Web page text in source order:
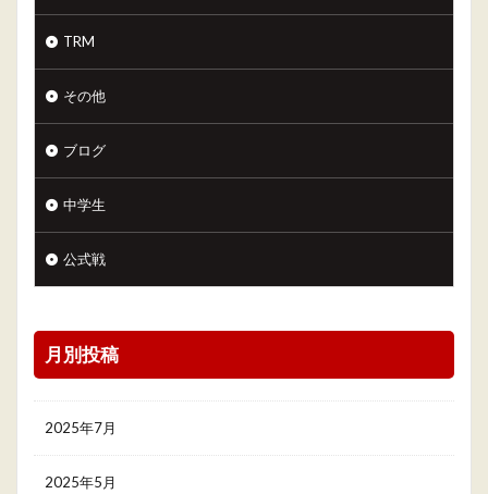
TRM
その他
ブログ
中学生
公式戦
月別投稿
2025年7月
2025年5月